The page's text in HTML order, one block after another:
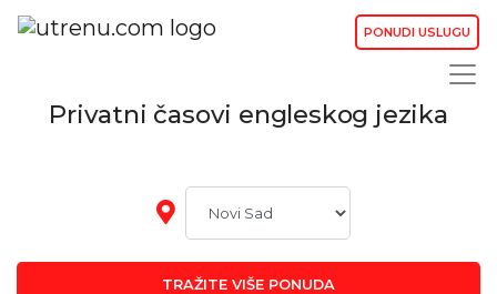
PONUDI USLUGU
Privatni časovi engleskog jezika
TRAŽITE VIŠE PONUDA